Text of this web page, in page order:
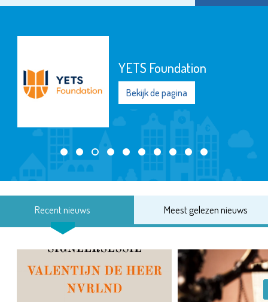
YETS Foundation
Bekijk de pagina
Recent nieuws Meest gelezen nieuws